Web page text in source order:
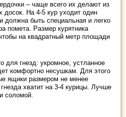
– чаще всего их делают из
досок. На 4-5 кур уходит один
должна быть специальная и легко
помета. Размер курятника
на квадратный метр площади
для гнезд: укромное, устланное
комфортно несушкам. Для этого
ящики размером не менее
хватит на 3-4 курицы. Лучше
соломой.